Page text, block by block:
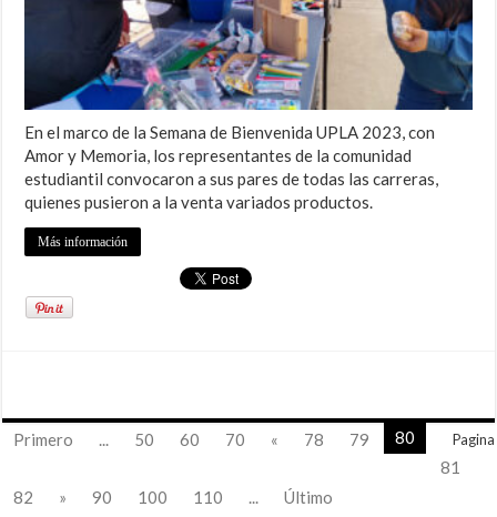
En el marco de la Semana de Bienvenida UPLA 2023, con
Amor y Memoria, los representantes de la comunidad
estudiantil convocaron a sus pares de todas las carreras,
quienes pusieron a la venta variados productos.
Más información
Pagina
Primero ... 50 60 70 « 78 79
80
81
82
» 90 100 110 ... Último